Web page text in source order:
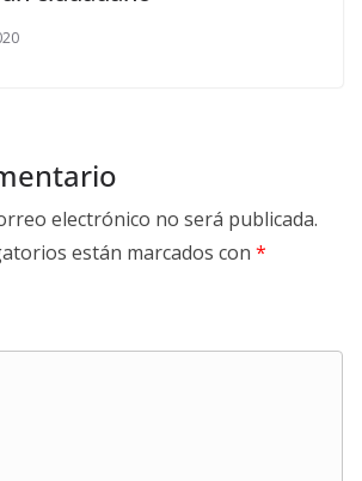
electrónico no será publicada.
están marcados con *